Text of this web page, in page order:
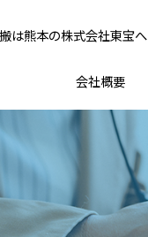
は熊本の株式会社東宝へ
会社概要